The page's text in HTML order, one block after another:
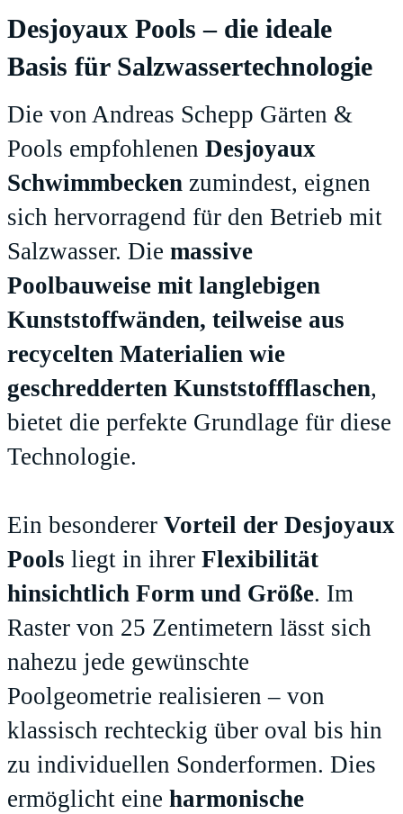
Desjoyaux Pools – die ideale
Basis für Salzwassertechnologie
Die von Andreas Schepp Gärten &
Pools empfohlenen Desjoyaux
Schwimmbecken zumindest, eignen
sich hervorragend für den Betrieb mit
Salzwasser. Die massive
Poolbauweise mit langlebigen
Kunststoffwänden, teilweise aus
recycelten Materialien wie
geschredderten Kunststoffflaschen,
bietet die perfekte Grundlage für diese
Technologie.
Ein besonderer Vorteil der Desjoyaux
Pools liegt in ihrer Flexibilität
hinsichtlich Form und Größe. Im
Raster von 25 Zentimetern lässt sich
nahezu jede gewünschte
Poolgeometrie realisieren – von
klassisch rechteckig über oval bis hin
zu individuellen Sonderformen. Dies
ermöglicht eine harmonische